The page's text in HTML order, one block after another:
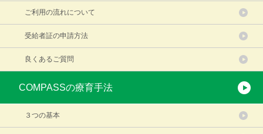
ご利用の流れについて
受給者証の申請方法
良くあるご質問
COMPASSの療育手法
３つの基本